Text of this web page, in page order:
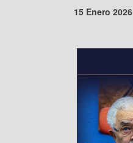
15 Enero 2026